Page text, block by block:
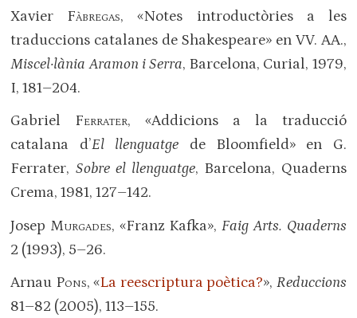
Xavier Fàbregas, «Notes introductòries a les
traduccions catalanes de Shakespeare» en VV. AA.,
Miscel·lània Aramon i Serra, Barcelona, Curial, 1979,
I, 181–204.
Gabriel Ferrater, «Addicions a la traducció
catalana d’El llenguatge de Bloomfield» en G.
Ferrater, Sobre el llenguatge, Barcelona, Quaderns
Crema, 1981, 127–142.
Josep Murgades, «Franz Kafka», Faig Arts. Quaderns
2 (1993), 5–26.
Arnau Pons, «La reescriptura poètica?», Reduccions
81–82 (2005), 113–155.